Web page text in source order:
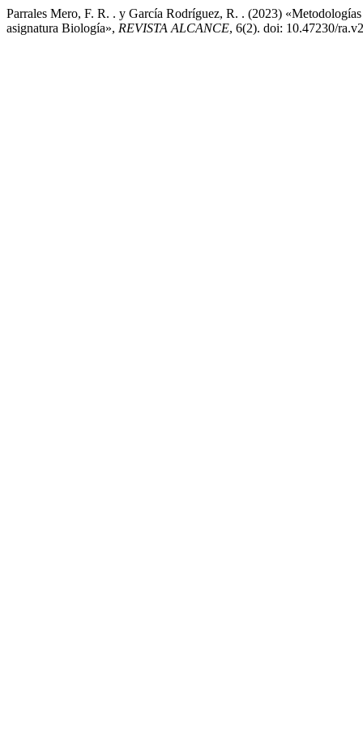
Parrales Mero, F. R. . y García Rodríguez, R. . (2023)
asignatura Biología», REVISTA ALCANCE, 6(2). doi: 10.47230/